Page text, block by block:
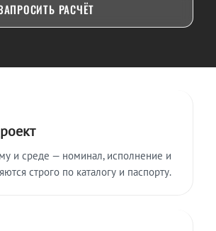
РАСЧЁТ
и среде — номинал, исполнение и
строго по каталогу и паспорту.